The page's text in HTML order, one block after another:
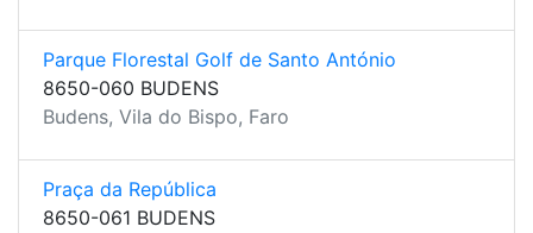
Parque Florestal Golf de Santo António
8650-060 BUDENS
Budens, Vila do Bispo, Faro
Praça da República
8650-061 BUDENS